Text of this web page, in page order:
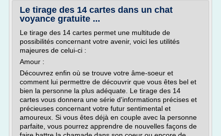
Le tirage des 14 cartes dans un chat
voyance gratuite ...
Le tirage des 14 cartes permet une multitude de
possibilités concernant votre avenir, voici les utilités
majeures de celui-ci :
Amour :
Découvrez enfin où se trouve votre âme-soeur et
comment lui permettre de découvrir que vous êtes bel et
bien la personne la plus adéquate. Le tirage des 14
cartes vous donnera une série d'informations précises et
précieuses concernant votre futur sentimental et
amoureux. Si vous êtes déjà en couple avec la personne
parfaite, vous pourrez apprendre de nouvelles façons de